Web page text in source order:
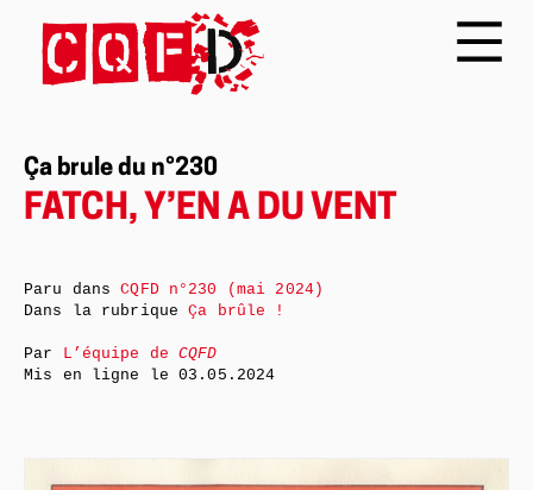
Ça brule du n°230
FATCH, Y’EN A DU VENT
Paru dansCQFD n°230 (mai 2024)
Dans la rubriqueÇa brûle !
Par L’équipe deCQFD
Mis en ligne le03.05.2024